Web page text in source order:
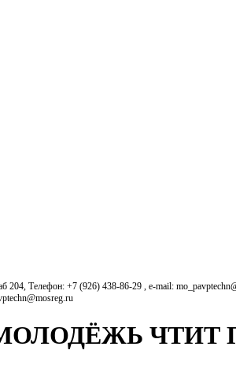
Телефон: +7 (926) 438-86-29 , e-mail:
ЧТИТ